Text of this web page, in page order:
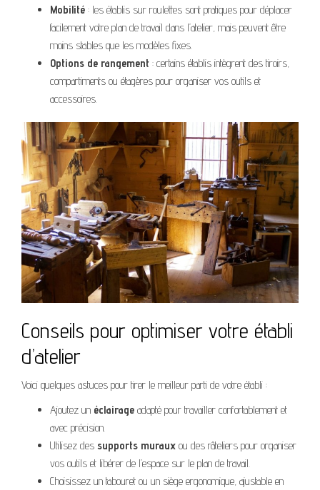
Mobilité : les établis sur roulettes sont pratiques pour déplacer
facilement votre plan de travail dans l’atelier, mais peuvent être
moins stables que les modèles fixes.
Options de rangement : certains établis intègrent des tiroirs,
compartiments ou étagères pour organiser vos outils et
accessoires.
Conseils pour optimiser votre établi
d’atelier
Voici quelques astuces pour tirer le meilleur parti de votre établi :
Ajoutez un éclairage adapté pour travailler confortablement et
avec précision.
Utilisez des supports muraux ou des râteliers pour organiser
vos outils et libérer de l’espace sur le plan de travail.
Choisissez un tabouret ou un siège ergonomique, ajustable en